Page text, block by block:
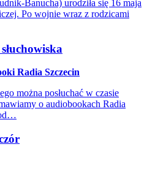
Banucha) urodziła się 16 maja
Po wojnie wraz z rodzicami
Radia Szczecin
można posłuchać w czasie
o audiobookach Radia